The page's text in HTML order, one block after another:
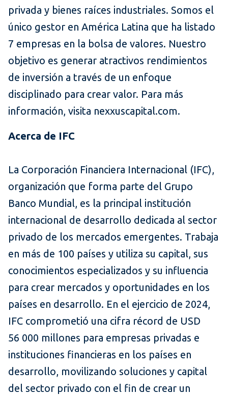
privada y bienes raíces industriales. Somos el
único gestor en América Latina que ha listado
7 empresas en la bolsa de valores. Nuestro
objetivo es generar atractivos rendimientos
de inversión a través de un enfoque
disciplinado para crear valor. Para más
información, visita nexxuscapital.com.
Acerca de IFC
La Corporación Financiera Internacional (IFC),
organización que forma parte del Grupo
Banco Mundial, es la principal institución
internacional de desarrollo dedicada al sector
privado de los mercados emergentes. Trabaja
en más de 100 países y utiliza su capital, sus
conocimientos especializados y su influencia
para crear mercados y oportunidades en los
países en desarrollo. En el ejercicio de 2024,
IFC comprometió una cifra récord de USD
56 000 millones para empresas privadas e
instituciones financieras en los países en
desarrollo, movilizando soluciones y capital
del sector privado con el fin de crear un